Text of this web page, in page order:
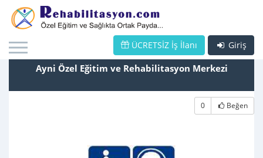
Giriş
ÜCRETSİZ İş İlanı
Ayni Özel Eğitim ve Rehabilitasyon Merkezi
0 Beğen